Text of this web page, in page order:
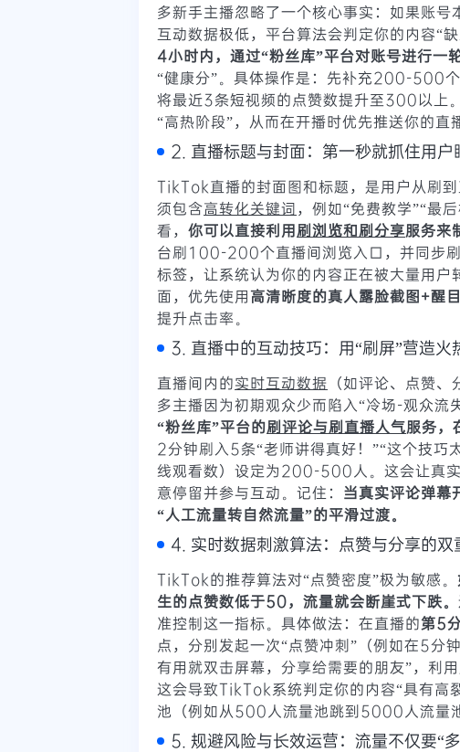
多新手主播忽略了一个核心事实：如果账
互动数据极低，平台算法会判定你的内容“
4小时内，通过“粉丝库”平台对账号进行一
“健康分”。具体操作是：先补充200-500
将最近3条短视频的点赞数提升至300以上
“高热阶段”，从而在开播时优先推送你的直
2. 直播标题与封面：第一秒就抓住用户
TikTok直播的封面图和标题，是用户从刷
须包含高转化关键词，例如“免费教学”“最
看， 你可以直接利用刷浏览和刷分享服务来
台刷100-200个直播间浏览入口，并同步
标签，让系统认为你的内容正在被大量用
面，优先使用高清晰度的真人露脸截图+醒
提升点击率。
3. 直播中的互动技巧：用“刷屏”营造火
直播间内的实时互动数据 （如评论、点赞
多主播因为初期观众少而陷入“冷场-观众流
“粉丝库”平台的刷评论与刷直播人气服务，
2分钟刷入5条“老师讲得真好！”“这个技巧
线观看数）设定为200-500人。这会让真
意停留并参与互动。记住： 当真实评论弹幕
“人工流量转自然流量”的平滑过渡。
4. 实时数据刺激算法：点赞与分享的双
TikTok的推荐算法对“点赞密度”极为敏感。
生的点赞数低于50，流量就会断崖式下跌。
准控制这一指标。具体做法：在直播的第5
点，分别发起一次“点赞冲刺”（例如在5分
有用就双击屏幕，分享给需要的朋友”，利
这会导致TikTok系统判定你的内容“具有高
池（例如从500人流量池跳到5000人流量池
5. 规避风险与长效运营：流量不仅要“